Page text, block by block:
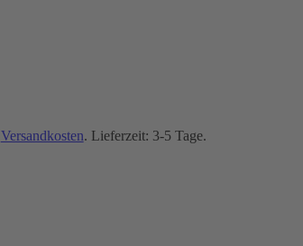
Versandkosten. Lieferzeit: 3-5 Tage.